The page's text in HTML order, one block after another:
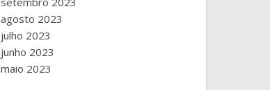
agosto 2023
julho 2023
junho 2023
maio 2023